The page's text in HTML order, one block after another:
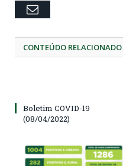
Email
CONTEÚDO RELACIONADO
Boletim COVID-19
(08/04/2022)